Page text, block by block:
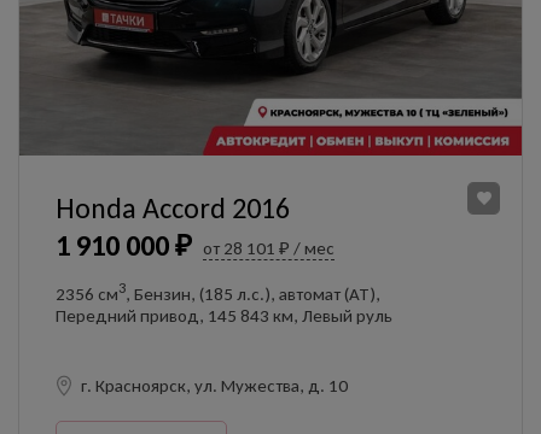
1 910 000 ₽ от 28 101 ₽ / мес
Honda Accord 2016
2356 см3, Бензин, (185 л.с.), автомат (AT),
Передний привод, 145 843 км, Левый руль
г. Красноярск, ул. Мужества, д. 10